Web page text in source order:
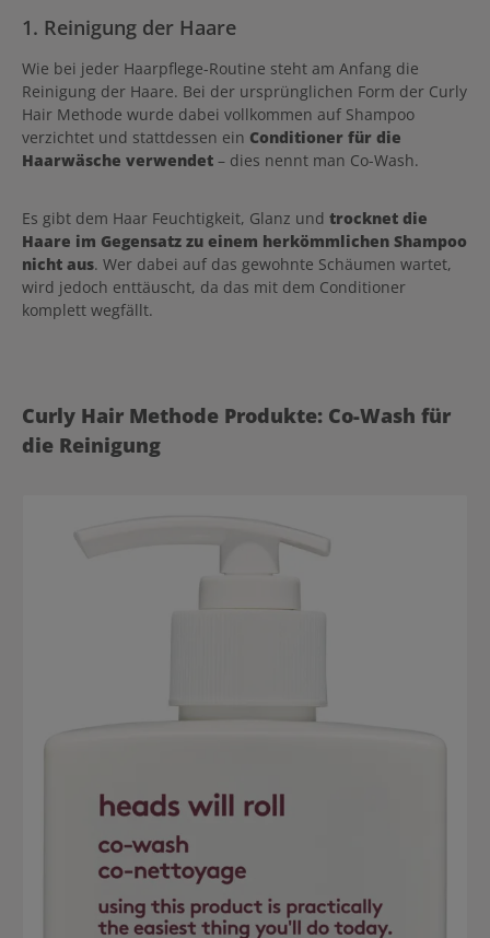
1. Reinigung der Haare
Wie bei jeder Haarpflege-Routine steht am Anfang die
Reinigung der Haare. Bei der ursprünglichen Form der Curly
Hair Methode wurde dabei vollkommen auf Shampoo
verzichtet und stattdessen ein Conditioner für die
Haarwäsche verwendet – dies nennt man Co-Wash.
Es gibt dem Haar Feuchtigkeit, Glanz und trocknet die
Haare im Gegensatz zu einem herkömmlichen Shampoo
nicht aus. Wer dabei auf das gewohnte Schäumen wartet,
wird jedoch enttäuscht, da das mit dem Conditioner
komplett wegfällt.
Produktgalerie überspringen
Curly Hair Methode Produkte: Co-Wash für
die Reinigung